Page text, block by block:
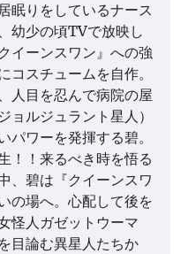
眠りをしているナース
幼少の頃TVで放映し
イーンスワン』への強
コスチュームを自作。
人目を忍んで病院の屋
ョルジュラント星人）
パワーを発揮する碧。
！！来るべき時を悟る
、碧は『クイーンスワ
の場へ。心配して後を
怪人ガゼットウーマ
目論む異星人たちか